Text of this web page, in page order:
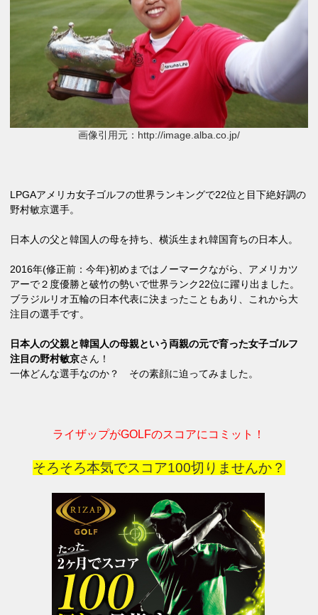
画像引用元：http://image.alba.co.jp/
LPGAアメリカ女子ゴルフの世界ランキングで22位と目下絶好調の
野村敏京選手。
日本人の父と韓国人の母を持ち、横浜生まれ韓国育ちの日本人。
2016年(修正前：今年)初めまではノーマークながら、アメリカツ
アーで２度優勝と破竹の勢いで世界ランク22位に躍り出ました。
ブラジルリオ五輪の日本代表に決まったこともあり、これから大
注目の選手です。
日本人の父親と韓国人の母親という両親の元で育った女子ゴルフ
注目の野村敏京さん！
一体どんな選手なのか？ その素顔に迫ってみました。
ライザップがGOLFのスコアにコミット！
そろそろ本気でスコア100切りませんか？